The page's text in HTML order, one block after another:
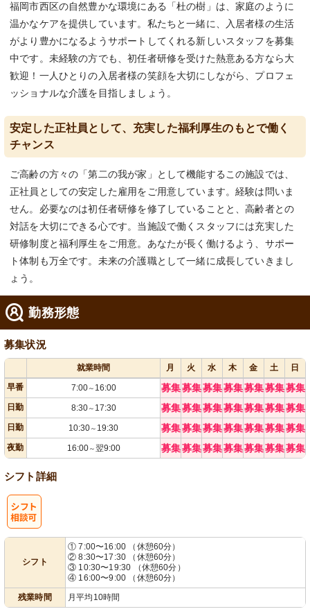
福岡市西区の自然豊かな環境にある「杜の樹」は、家庭のように
温かなケアを提供しています。私たちと一緒に、入居者様の生活
がより豊かになるようサポートしてくれる新しいスタッフを募集
中です。未経験の方でも、初任者研修を受けた熱意ある方なら大
歓迎！一人ひとりの入居者様の笑顔を大切にしながら、プロフェ
ッショナルな介護を目指しましょう。
安定した正社員として、充実した福利厚生のもとで働く
チャンス
ご高齢の方々の「第二の我が家」として機能するこの施設では、
正社員としての安定した雇用をご用意しています。経験は問いま
せん。必要なのは初任者研修を修了していることと、高齢者との
対話を大切にできる心です。当施設で働くスタッフには充実した
研修制度と福利厚生をご用意。あなたが長く働けるよう、サポー
ト体制も万全です。未来の介護職として一緒に成長していきまし
ょう。
勤務形態
募集状況
就業時間 月 火 水 木 金 土
日
早番
7:00～ 16:00 募集募集募集募集募集募集募集
日勤 8:30～ 17:30 募集募集募集募集募集募集募集
日勤 10:30～ 19:30 募集募集募集募集募集募集募集
夜勤 16:00～翌9:00 募集募集募集募集募集募集募集
シフト詳細
シフト
① 7:00〜16:00 （休憩60分）
② 8:30〜17:30 （休憩60分）
③ 10:30〜19:30 （休憩60分）
④ 16:00〜9:00 （休憩60分）
残業時間
月平均10時間